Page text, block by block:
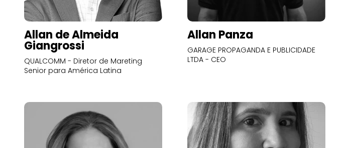
Allan de Almeida
Giangrossi
QUALCOMM - Diretor de Mareting
Senior para América Latina
Allan Panza
GARAGE PROPAGANDA E PUBLICIDADE
LTDA - CEO